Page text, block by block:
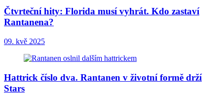
Čtvrteční hity: Florida musí vyhrát. Kdo zastaví
Rantanena?
09. kvě 2025
Hattrick číslo dva. Rantanen v životní formě drží
Stars